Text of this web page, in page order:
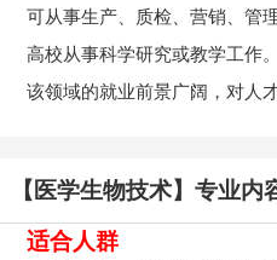
可从事生产、质检、营销、管
高校从事科学研究或教学工作
该领域的就业前景广阔，对人
【医学生物技术】专业内
适合人群